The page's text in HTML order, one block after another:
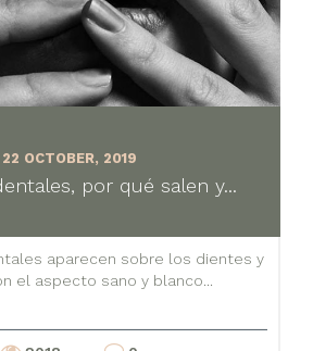
22 OCTOBER, 2019
por qué salen y...
aparecen sobre los dientes y
el aspecto sano y blanco...